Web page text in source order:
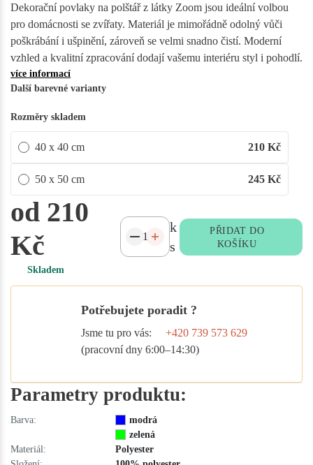
Dekorační povlaky na polštář z látky Zoom jsou ideální volbou
pro domácnosti se zvířaty. Materiál je mimořádně odolný vůči
poškrábání i ušpinění, zároveň se velmi snadno čistí. Moderní
vzhled a kvalitní zpracování dodají vašemu interiéru styl i pohodlí.
více informací
Další barevné varianty
Rozměry skladem
40 x 40 cm 210 Kč
50 x 50 cm 245 Kč
od 210
Kč
Skladem
k
s
PŘIDAT DO
KOŠÍKU
Potřebujete poradit ?
Jsme tu pro vás:
+420 739 573 629
(pracovní dny 6:00–14:30)
Parametry produktu:
Barva:
modrá
zelená
Materiál:
Polyester